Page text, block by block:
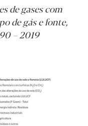
de gases com
de gás e fonte,
– 2019